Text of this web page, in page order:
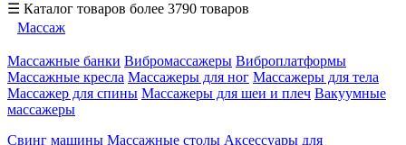
☰ Каталог товаров более 3790 товаров
Массаж
Массажные банки Вибромассажеры Виброплатформы
Массажные кресла Массажеры для ног Массажеры для тела
Массажер для спины Массажеры для шеи и плеч Вакуумные
массажеры
Свинг машины Массажные столы Аксессуары для